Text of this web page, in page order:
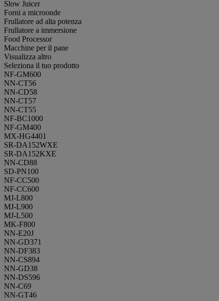
Slow Juicer
Forni a microonde
Frullatore ad alta potenza
Frullatore a immersione
Food Processor
Macchine per il pane
Visualizza altro
Seleziona il tuo prodotto
NF-GM600
NN-CT56
NN-CD58
NN-CT57
NN-CT55
NF-BC1000
NF-GM400
MX-HG4401
SR-DA152WXE
SR-DA152KXE
NN-CD88
SD-PN100
NF-CC500
NF-CC600
MJ-L800
MJ-L900
MJ-L500
MK-F800
NN-E20J
NN-GD371
NN-DF383
NN-CS894
NN-GD38
NN-DS596
NN-C69
NN-GT46